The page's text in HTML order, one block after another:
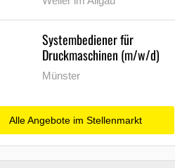
Systembediener für
Druckmaschinen (m/w/d)
Münster
Alle Angebote im Stellenmarkt